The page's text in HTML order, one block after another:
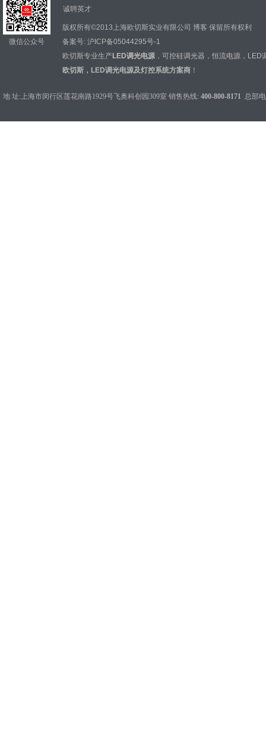
微信公众号
诚聘英才
版权所有©2013上海欧切斯实业有限公司 博客 保留所有权利
备案号: 沪ICP备05044295号-1
欧切斯专业生产LED调光电源 ， 可控硅调光器 ， 恒流电源 ， LED
欧切斯，LED调光电源及灯控系统方案商 ！
地 址:上海市闵行区莲花南路1929号飞奥科创园309室 销售热线: 400-800-8171 总部